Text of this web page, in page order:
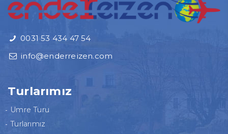
0031 53 434 47 54
info@enderreizen.com
Turlarımız
Umre Turu
Turlarımız